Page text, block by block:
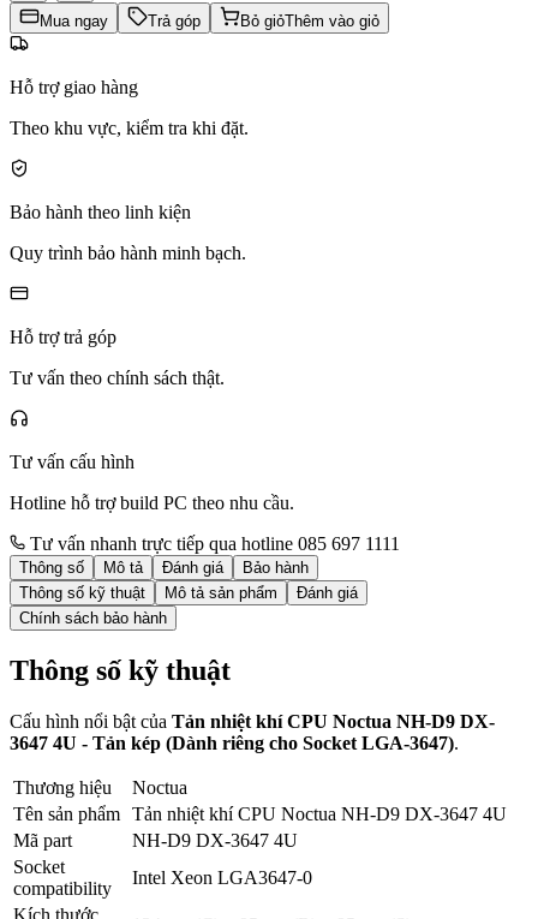
Mua ngay Trả góp Bỏ giỏThêm vào giỏ
Hỗ trợ giao hàng
Theo khu vực, kiểm tra khi đặt.
Bảo hành theo linh kiện
Quy trình bảo hành minh bạch.
Hỗ trợ trả góp
Tư vấn theo chính sách thật.
Tư vấn cấu hình
Hotline hỗ trợ build PC theo nhu cầu.
Tư vấn nhanh trực tiếp qua hotline 085 697 1111
Thông số Mô tả Đánh giá
Bảo hành
Thông số kỹ thuật
Mô tả sản phẩm
Đánh giá
Chính sách bảo hành
Thông số kỹ thuật
Cấu hình nổi bật của Tản nhiệt khí CPU Noctua NH-D9 DX-
3647 4U - Tản kép (Dành riêng cho Socket LGA-3647).
Thương hiệu
Noctua
Tên sản phẩm Tản nhiệt khí CPU Noctua NH-D9 DX-3647 4U
Mã part
NH-D9 DX-3647 4U
Socket
compatibility
Intel Xeon LGA3647-0
Kích thước